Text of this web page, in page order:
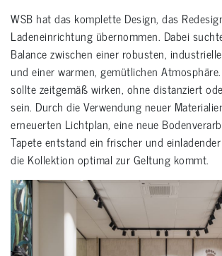
WSB hat das komplette Design, das
Ladeneinrichtung übernommen. Dabei
Balance zwischen einer robusten,
und einer warmen, gemütlichen
sollte zeitgemäß wirken, ohne distanziert
sein. Durch die Verwendung neuer
erneuerten Lichtplan, eine neue
Tapete entstand ein frischer und
die Kollektion optimal zur Geltung kommt.